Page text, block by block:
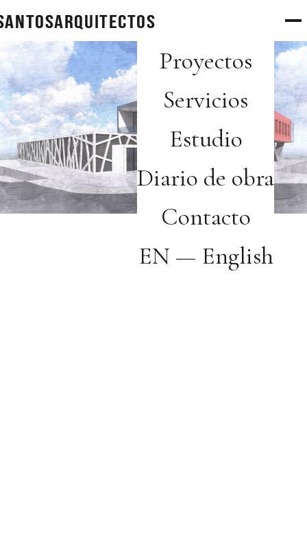
arquitectos
Proyectos
Servicios
Estudio
Diario de obra
Contacto
EN — English